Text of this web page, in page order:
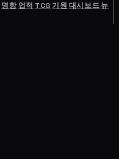
명함 업적 TCG기원 대시보드뉴